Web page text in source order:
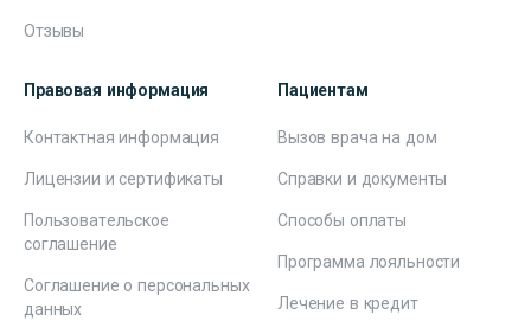
Отзывы
Правовая информация
Контактная информация
Лицензии и сертификаты
Пользовательское
соглашение
Соглашение о персональных
данных
Пациентам
Вызов врача на дом
Справки и документы
Способы оплаты
Программа лояльности
Лечение в кредит